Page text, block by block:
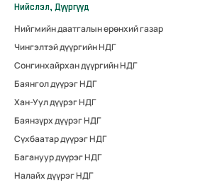
Нийслэл, Дүүргүүд
Нийгмийн даатгалын ерөнхий газар
Чингэлтэй дүүргийн НДГ
Сонгинхайрхан дүүргийн НДГ
Баянгол дүүрэг НДГ
Хан-Уул дүүрэг НДГ
Баянзүрх дүүрэг НДГ
Сүхбаатар дүүрэг НДГ
Багануур дүүрэг НДГ
Налайх дүүрэг НДГ